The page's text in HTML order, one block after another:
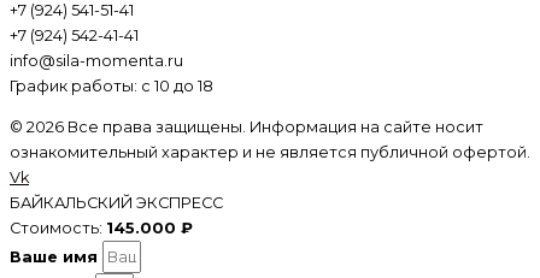
+7 (924) 541-51-41
+7 (924) 542-41-41
info@sila-momenta.ru
График работы: с 10 до 18
© 2026 Все права защищены. Информация на сайте носит
ознакомительный характер и не является публичной офертой.
Vk
БАЙКАЛЬСКИЙ ЭКСПРЕСС
Стоимость: 145.000 ₽
Ваше имя